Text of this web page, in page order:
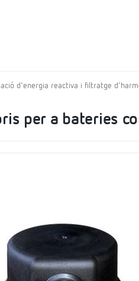
d'energia reactiva i filtratge
per a bateries